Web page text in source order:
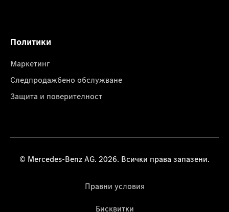
Политики
Маркетинг
Следпродажбено обслужване
Защита и поверителност
© Mercedes-Benz AG. 2026. Всички права запазени.
Правни условия
Бисквитки